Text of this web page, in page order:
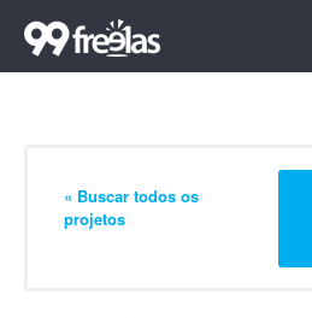
« Buscar todos os
projetos